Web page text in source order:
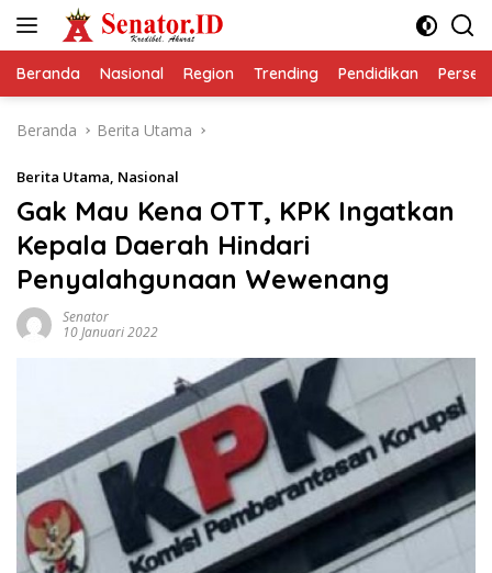
Beranda Nasional Region Trending Pendidikan
Beranda Berita Utama
Berita Utama, Nasional
Gak Mau Kena OTT, KPK Ingatkan
Kepala Daerah Hindari
Penyalahgunaan Wewenang
Senator
10 Januari 2022